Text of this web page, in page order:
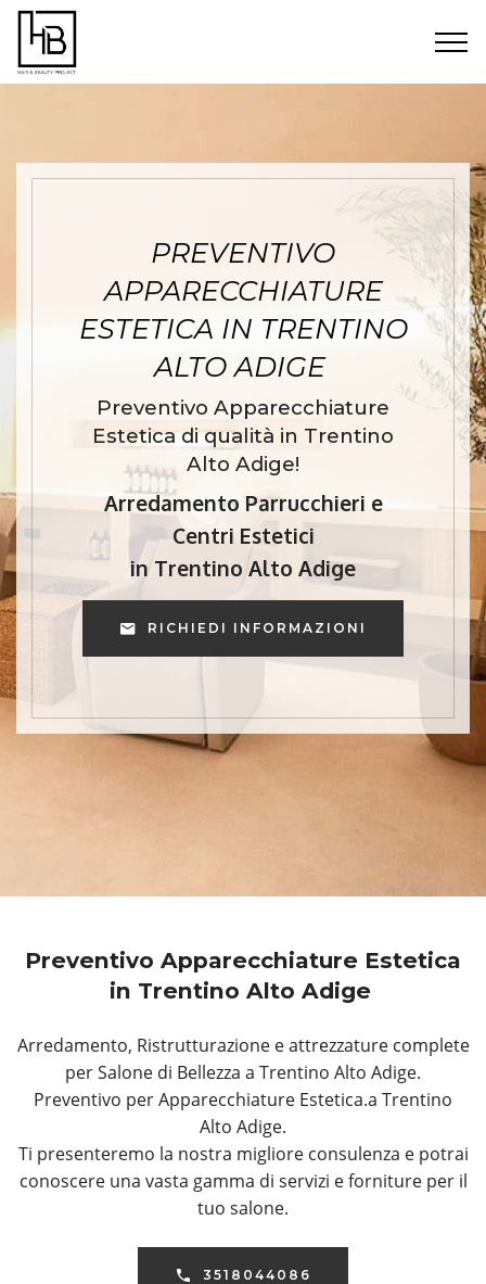
PREVENTIVO
APPARECCHIATURE
ESTETICA IN TRENTINO
ALTO ADIGE
Preventivo Apparecchiature
Estetica di qualità in Trentino
Alto Adige!
Arredamento Parrucchieri e
Centri Estetici
in Trentino Alto Adige
RICHIEDI INFORMAZIONI
Preventivo Apparecchiature Estetica
in Trentino Alto Adige
Arredamento, Ristrutturazione e attrezzature complete
per Salone di Bellezza a Trentino Alto Adige.
Preventivo per Apparecchiature Estetica.a Trentino
Alto Adige.
Ti presenteremo la nostra migliore consulenza e potrai
conoscere una vasta gamma di servizi e forniture per il
tuo salone.
3518044086